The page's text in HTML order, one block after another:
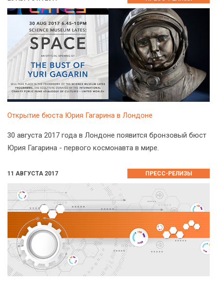
Открытие бюста Юрия Гагарина в Лондоне
30 августа 2017 года в Лондоне появится бронзовый бюст
Юрия Гагарина - первого космонавта в мире.
11 АВГУСТА 2017 ПРЕСС-РЕЛИЗЫ